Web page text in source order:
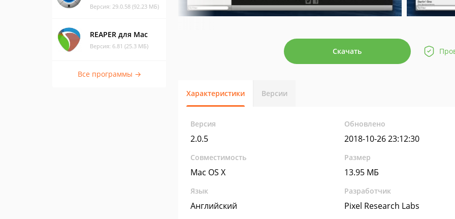
Версия: 29.0.58 (92.23 МБ)
REAPER для Mac
Версия: 6.81 (25.3 МБ)
Все программы →
Скачать
Характеристики Версии
Версия
2.0.5
Обновлено
2018-10-26 23:12:30
Совместимость
Mac OS X
Размер
13.95 МБ
Язык
Английский
Разработчик
Pixel Research Labs